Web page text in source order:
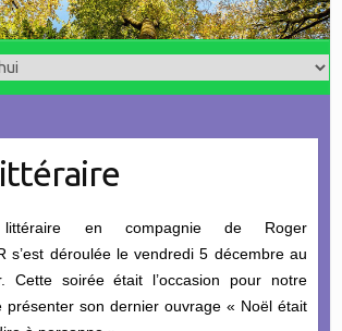
en compagnie de Roger
s’est déroulée le vendredi 5 décembre au
Cette soirée était l’occasion pour notre
présenter son dernier ouvrage « Noël était